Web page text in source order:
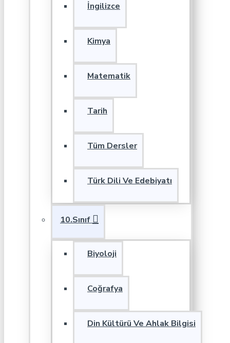
İngilizce
Kimya
Matematik
Tarih
Tüm Dersler
Türk Dili Ve Edebiyatı
10.Sınıf
Biyoloji
Coğrafya
Din Kültürü Ve Ahlak Bilgisi